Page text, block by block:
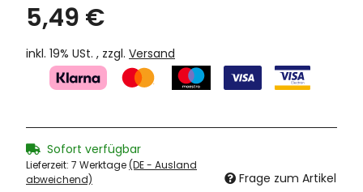
5,49 €
inkl. 19% USt. , zzgl. Versand
Sofort verfügbar
Lieferzeit: 7 Werktage(DE - Ausland
abweichend)
Frage zum Artikel